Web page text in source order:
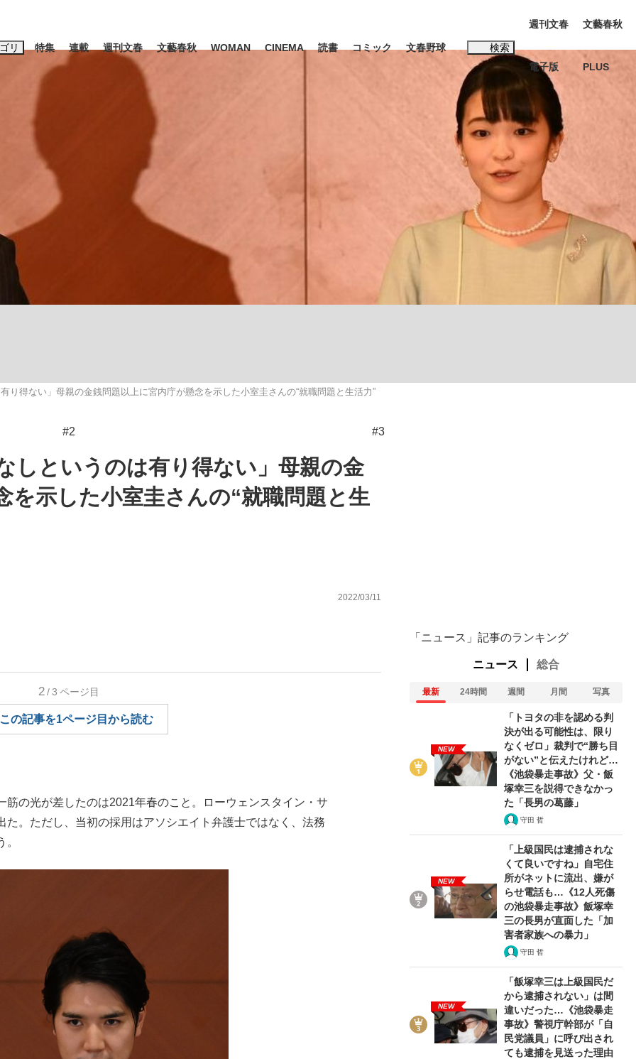
リ
み会、JIN→伊豆の...
特集 連載 週刊文春 文藝春秋 WOMAN CINEMA 読書 コミック 文春野球 検索
#高市早苗 #後藤真希 #内田有紀
週刊文春
電子版
文藝春秋
PLUS
り得ない」母親の金銭問題以上に宮内庁が懸念を示した小室圭さんの“就職問題と生活力”
#2 #3
しというのは有り得ない」母親の金
を示した小室圭さんの“就職問題と生
2022/03/11
2/3 ページ目
の記事を1ページ目から読む
の光が差したのは2021年春のこと。ローウェンスタイン・サ
た。ただし、当初の採用はアソシエイト弁護士ではなく、法務
「ニュース」記事のランキング
ニュース 総合
最新 24時間 週間 月間 写真
NEW
「トヨタの非を認める判
決が出る可能性は、限り
なくゼロ」裁判で“勝ち目
がない”と伝えたけれど…
《池袋暴走事故》父・飯
塚幸三を説得できなかっ
た「長男の葛藤」
守田 哲
NEW
「上級国民は逮捕されな
くて良いですね」自宅住
所がネットに流出、嫌が
らせ電話も…《12人死傷
の池袋暴走事故》飯塚幸
三の長男が直面した「加
害者家族への暴力」
守田 哲
NEW
「飯塚幸三は上級国民だ
から逮捕されない」は間
違いだった…《池袋暴走
事故》警視庁幹部が「自
民党議員」に呼び出され
ても逮捕を見送った理由